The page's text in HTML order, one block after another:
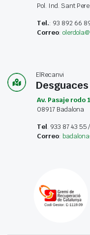
Pol. Ind. Sant
Tel.: 93 892 66
Correo:
ElRecanvi
Av. Pasaje rodo
08917 Badalona
Tel. 933 87 43 55
Correo: